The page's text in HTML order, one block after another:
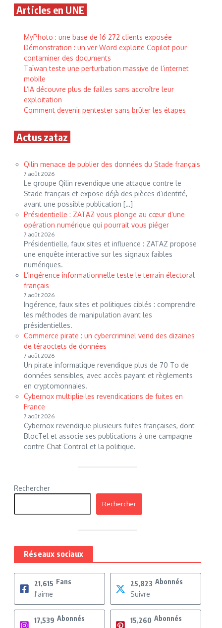
Articles en UNE
MyPhoto : une base de 16 272 clients exposée
Démonstration : un ver Word exploite Copilot pour
contaminer des documents
Taïwan teste une perturbation massive de l’internet
mobile
L’IA découvre plus de failles sans accroître leur
exploitation
Comment devenir pentester sans brûler les étapes
Actus zataz
Qilin menace de publier des données du Stade français
7 août 2026
Le groupe Qilin revendique une attaque contre le
Stade français et expose déjà des pièces d’identité,
avant une possible publication […]
Présidentielle : ZATAZ vous plonge au cœur d’une
opération numérique qui pourrait vous piéger
7 août 2026
Présidentielle, faux sites et influence : ZATAZ propose
une enquête interactive sur les signaux faibles
numériques.
L’ingérence informationnelle teste le terrain électoral
français
7 août 2026
Ingérence, faux sites et politiques ciblés : comprendre
les méthodes de manipulation avant les
présidentielles.
Commerce pirate : un cybercriminel vend des dizaines
de téraoctets de données
7 août 2026
Un pirate informatique revendique plus de 70 To de
données sensibles, avec accès payant et règlements
en cryptomonnaies.
Cybernox multiplie les revendications de fuites en
France
7 août 2026
Cybernox revendique plusieurs fuites françaises, dont
BlocTel et associe ses publications à une campagne
contre Chat Control et la politique.
Rechercher
Rechercher
Réseaux sociaux
21,615 Fans
J'aime
25,823 Abonnés
Suivre
17,539 Abonnés
15,260 Abonnés